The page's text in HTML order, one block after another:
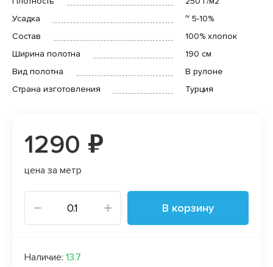
Усадка
~ 5-10%
Состав
100% хлопок
Ширина полотна
190 см
Вид полотна
В рулоне
Страна изготовления
Турция
1290 ₽
цена за метр
В корзину
Наличие: 13.7